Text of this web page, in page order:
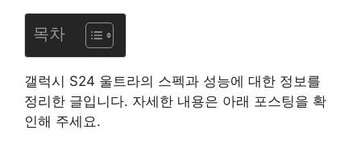
목차
갤럭시 S24 울트라의 스펙과 성능에 대한 정보를
정리한 글입니다. 자세한 내용은 아래 포스팅을 확
인해 주세요.